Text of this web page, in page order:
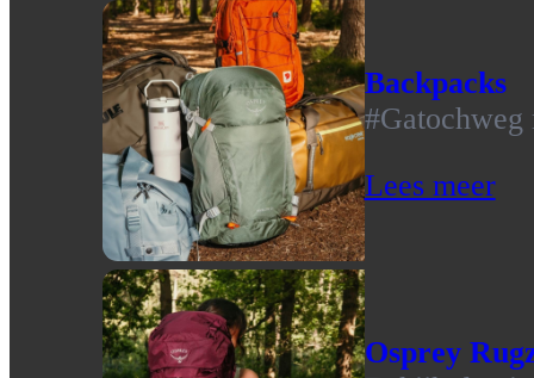
Backpacks
#Gatochweg
Lees meer
Osprey